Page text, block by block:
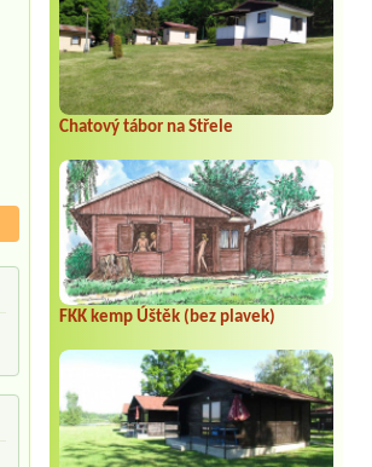
Chatový tábor na Střele
FKK kemp Úštěk (bez plavek)